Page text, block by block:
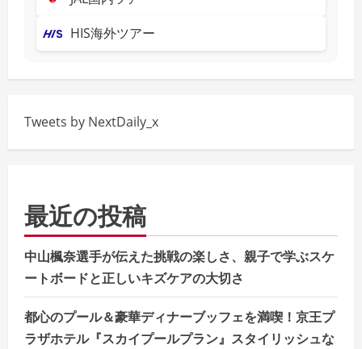
HIS海外ツアー
Tweets by NextDaily_x
最近の投稿
中山楓奈選手が伝えた挑戦の楽しさ、親子で学ぶスケ
ートボードと正しいキズケアの大切さ
都心のプール＆豪華ディナーブッフェを満喫！京王プ
ラザホテル『スカイプールプラン』スタイリッシュな